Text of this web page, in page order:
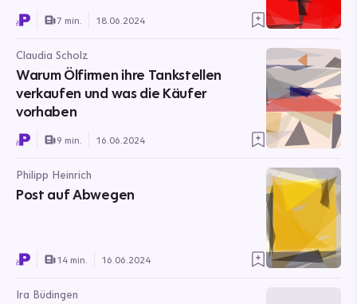
7 min. 18.06.2024
Claudia Scholz
Warum Ölfirmen ihre Tankstellen
verkaufen und was die Käufer
vorhaben
9 min. 16.06.2024
Philipp Heinrich
Post auf Abwegen
14 min. 16.06.2024
Ira Büdingen